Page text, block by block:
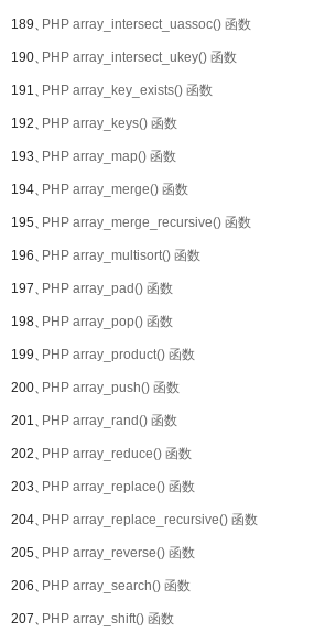
189、PHP array_intersect_uassoc() 函数
190、PHP array_intersect_ukey() 函数
191、PHP array_key_exists() 函数
192、PHP array_keys() 函数
193、PHP array_map() 函数
194、PHP array_merge() 函数
195、PHP array_merge_recursive() 函数
196、PHP array_multisort() 函数
197、PHP array_pad() 函数
198、PHP array_pop() 函数
199、PHP array_product() 函数
200、PHP array_push() 函数
201、PHP array_rand() 函数
202、PHP array_reduce() 函数
203、PHP array_replace() 函数
204、PHP array_replace_recursive() 函数
205、PHP array_reverse() 函数
206、PHP array_search() 函数
207、PHP array_shift() 函数